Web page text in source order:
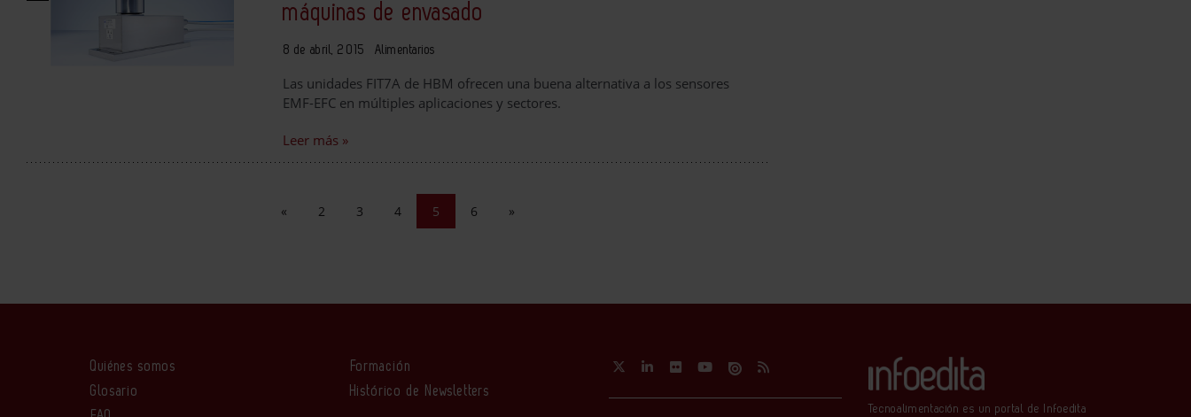
máquinas de envasado
8 de abril, 2015 Alimentarios
Las unidades FIT7A de HBM ofrecen una buena alternativa a los sensores
EMF-EFC en múltiples aplicaciones y sectores.
Leer más »
« 2 3 4 5 6 »
Quiénes somos
Glosario
Formación
Histórico de Newsletters
Tecnoalimentación es un portal de Infoedita